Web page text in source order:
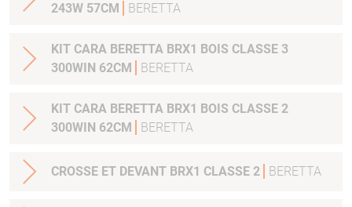
243W 57CM
BERETTA
KIT CARA BERETTA BRX1 BOIS CLASSE 3
300WIN 62CM
BERETTA
KIT CARA BERETTA BRX1 BOIS CLASSE 2
300WIN 62CM
BERETTA
CROSSE ET DEVANT BRX1 CLASSE 2 BERETTA